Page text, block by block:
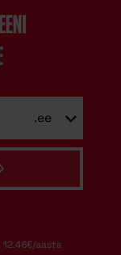
.ee
12.46€/aasta